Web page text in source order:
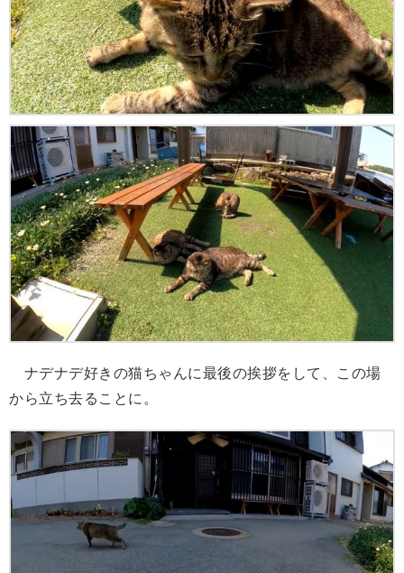
ナデナデ好きの猫ちゃんに最後の挨拶をして、この場
から立ち去ることに。